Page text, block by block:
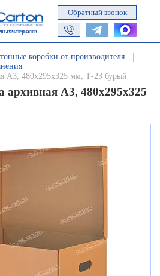
материалов
Обратный звонок
коробки от производителя
А3, 480х295х325 мм, Т-23 бурый
архивная А3, 480х295х325